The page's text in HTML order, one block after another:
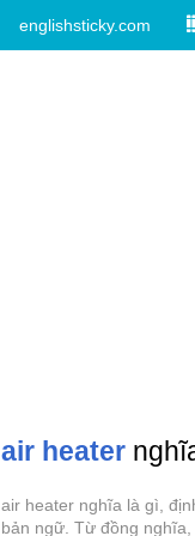
englishsticky.com
air heater
air heater nghĩa là gì,
bản ngữ. Từ đồng